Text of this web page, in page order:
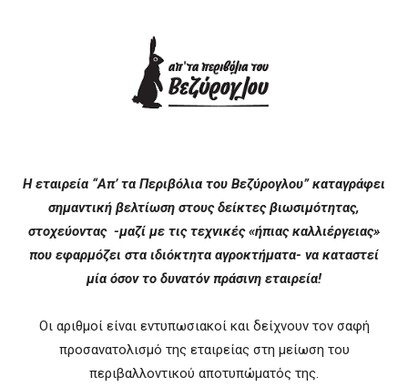
H εταιρεία “Απ’ τα Περιβόλια του Βεζύρογλου” καταγράφει
σημαντική βελτίωση στους δείκτες βιωσιμότητας,
στοχεύοντας -μαζί με τις τεχνικές «ήπιας καλλιέργειας»
που εφαρμόζει στα ιδιόκτητα αγροκτήματα- να καταστεί
μία όσον το δυνατόν πράσινη εταιρεία!
Οι αριθμοί είναι εντυπωσιακοί και δείχνουν τον σαφή
προσανατολισμό της εταιρείας στη μείωση του
περιβαλλοντικού αποτυπώματός της.